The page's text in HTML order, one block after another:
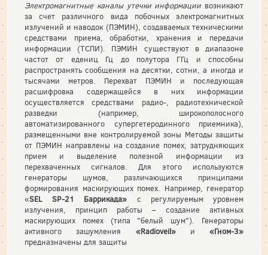
Электромагнитные каналы утечки информации возникают
за счет различного вида побочных электромагнитных
излучений и наводок (ПЭМИН), создаваемых техническими
средствами приема, обработки, хранения и передачи
информации (ТСПИ). ПЭМИН существуют в диапазоне
частот от едениц Гц до полутора ГГц и способны
распространять сообщения на десятки, сотни, а иногда и
тысячами метров. Перехват ПЭМИН и последующая
расшифровка содержащейся в них информации
осуществляется средствами радио-, радиотехнической
разведки (например, широкополосного
автоматизированного супергетеродинного приемника),
размещенными вне контролируемой зоны Методы защиты
от ПЭМИН направлены на создание помех, затрудняющих
прием и выделение полезной информации из
перехваченных сигналов. Для этого используются
генераторы шумов, различающихся принципами
формирования маскирующих помех. Например, генератор
«SEL SP-21 Баррикада» с регулируемым уровнем
излучения, принцип работы – создание активных
маскирующих помех (типа "белый шум"). Генераторы
активного зашумления «Radioveil»и «Гном-3»
предназначены для защиты